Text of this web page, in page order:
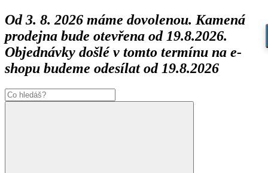
Od 3. 8. 2026 máme dovolenou. Kamená
prodejna bude otevřena od 19.8.2026.
Objednávky došlé v tomto termínu na e-
shopu budeme odesílat od 19.8.2026